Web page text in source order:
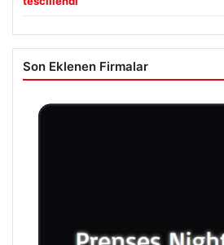
Son Eklenen Firmalar